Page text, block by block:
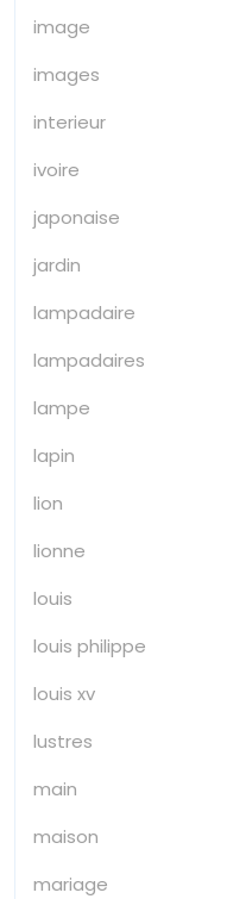
image
images
interieur
ivoire
japonaise
jardin
lampadaire
lampadaires
lampe
lapin
lion
lionne
louis
louis philippe
louis xv
lustres
main
maison
mariage